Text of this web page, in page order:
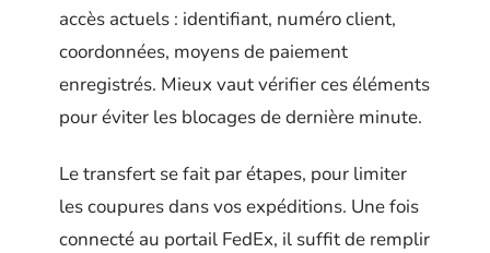
accès actuels : identifiant, numéro client,
coordonnées, moyens de paiement
enregistrés. Mieux vaut vérifier ces éléments
pour éviter les blocages de dernière minute.
Le transfert se fait par étapes, pour limiter
les coupures dans vos expéditions. Une fois
connecté au portail FedEx, il suffit de remplir